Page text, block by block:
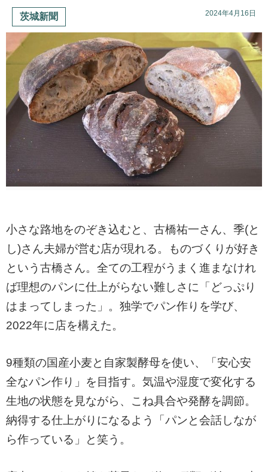
茨城新聞 2024年4月16日
小さな路地をのぞき込むと、古橋祐一さん、季(と
し)さん夫婦が営む店が現れる。ものづくりが好き
という古橋さん。全ての工程がうまく進まなけれ
ば理想のパンに仕上がらない難しさに「どっぷり
はまってしまった」。独学でパン作りを学び、
2022年に店を構えた。
9種類の国産小麦と自家製酵母を使い、「安心安
全なパン作り」を目指す。気温や湿度で変化する
生地の状態を見ながら、こね具合や発酵を調節。
納得する仕上がりになるよう「パンと会話しなが
ら作っている」と笑う。